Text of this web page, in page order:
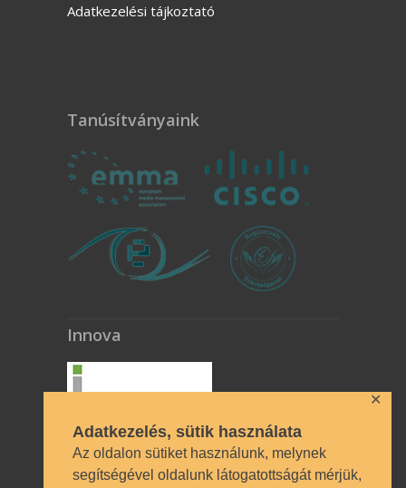
Adatkezelés, sütik használata
Az oldalon sütiket használunk, melynek
segítségével oldalunk látogatottságát mérjük,
✕
Adatkezelési tájkoztató
Tanúsítványaink
Innova